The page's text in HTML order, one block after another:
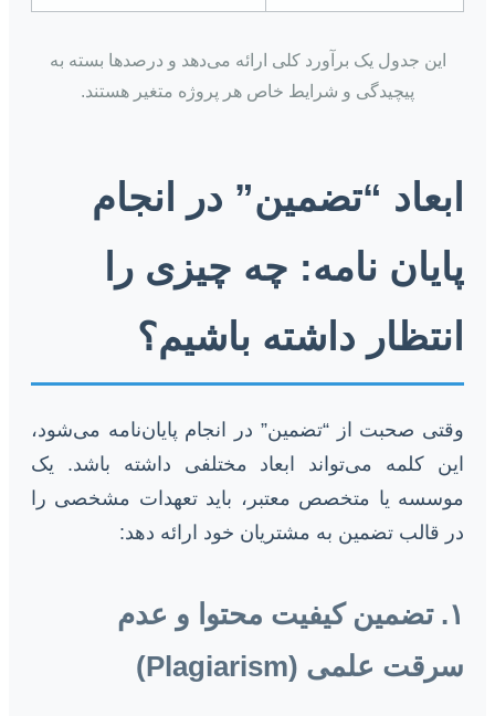
این جدول یک برآورد کلی ارائه می‌دهد و درصدها بسته به
پیچیدگی و شرایط خاص هر پروژه متغیر هستند.
ابعاد “تضمین” در انجام
پایان نامه: چه چیزی را
انتظار داشته باشیم؟
وقتی صحبت از “تضمین” در انجام پایان‌نامه می‌شود،
این کلمه می‌تواند ابعاد مختلفی داشته باشد. یک
موسسه یا متخصص معتبر، باید تعهدات مشخصی را
در قالب تضمین به مشتریان خود ارائه دهد:
۱. تضمین کیفیت محتوا و عدم
سرقت علمی (Plagiarism)